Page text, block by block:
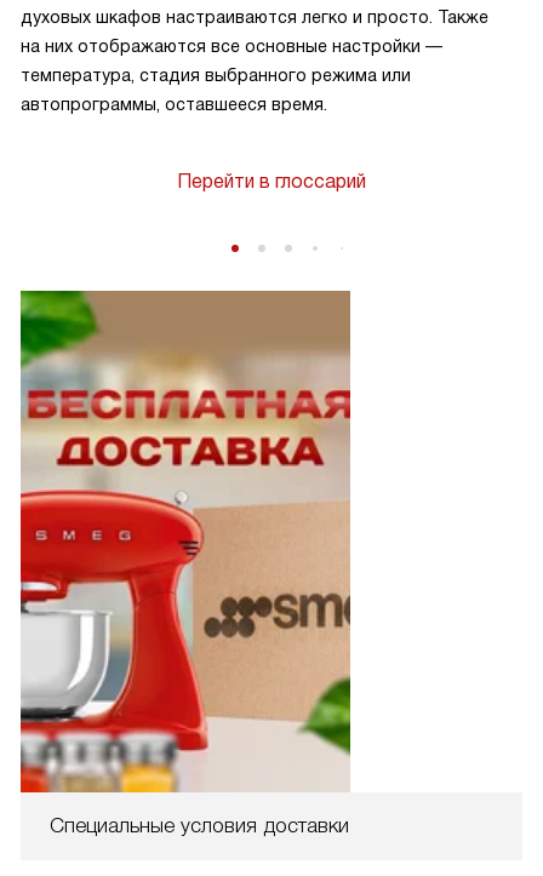
духовых шкафов настраиваются легко и просто. Также
на них отображаются все основные настройки —
температура, стадия выбранного режима или
автопрограммы, оставшееся время.
Перейти в глоссарий
Специальные условия доставки